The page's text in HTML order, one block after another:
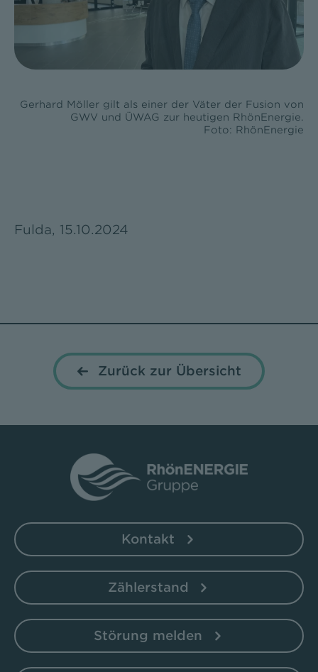
Gerhard Möller gilt als einer der Väter der Fusion von
GWV und ÜWAG zur heutigen RhönEnergie.
Foto: RhönEnergie
Fulda, 15.10.2024
Zurück zur Übersicht
Kontakt
Zählerstand
Störung melden